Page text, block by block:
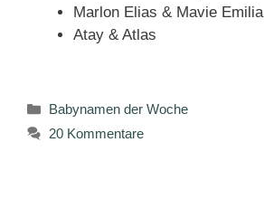
Marlon Elias & Mavie Emilia
Atay & Atlas
Kategorien
Babynamen der Woche
20 Kommentare